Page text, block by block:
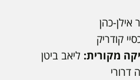
אילן-כהן
קודריק
מקורית: ליאב ביטן
דרורי